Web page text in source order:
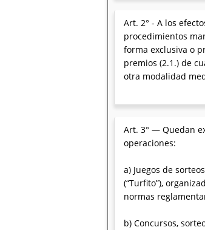
Art. 2° - A los
procedimientos
forma exclusiva o
premios (2.1.) de
otra modalidad
Art. 3° — Quedan
operaciones:
a) Juegos de
(“Turfito”),
normas
b) Concursos,